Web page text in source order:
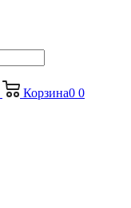
Корзина0 0